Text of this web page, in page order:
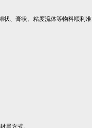
、膏状、粘度流体等物料顺利准
尾方式。